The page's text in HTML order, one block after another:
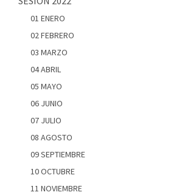
01 ENERO
02 FEBRERO
03 MARZO
04 ABRIL
05 MAYO
06 JUNIO
07 JULIO
08 AGOSTO
09 SEPTIEMBRE
10 OCTUBRE
11 NOVIEMBRE